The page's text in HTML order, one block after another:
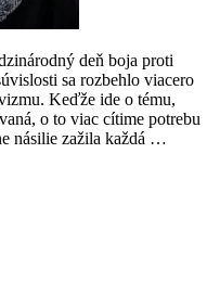
deň boja proti
sa rozbehlo viacero
Keďže ide o tému,
o to viac cítime potrebu
násilie zažila každá …